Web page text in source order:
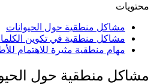
محتويات
مشاكل منطقية حول الحيوانات
مشاكل منطقية في تكوين
مهام منطقية مثيرة للاهتمام
مشاكل منطقية حول